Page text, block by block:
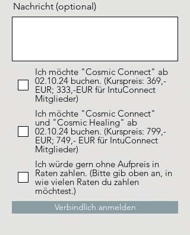
Nachricht (optional)
Ich möchte "Cosmic Connect" ab
02.10.24 buchen. (Kurspreis: 369,-
EUR; 333,-EUR für IntuConnect
Mitglieder)
Ich möchte "Cosmic Connect"
und "Cosmic Healing" ab
02.10.24 buchen. (Kurspreis: 799,-
EUR; 749,- EUR für IntuConnect
Mitglieder)
Ich würde gern ohne Aufpreis in
Raten zahlen. (Bitte gib oben an, in
wie vielen Raten du zahlen
möchtest.)
Verbindlich anmelden